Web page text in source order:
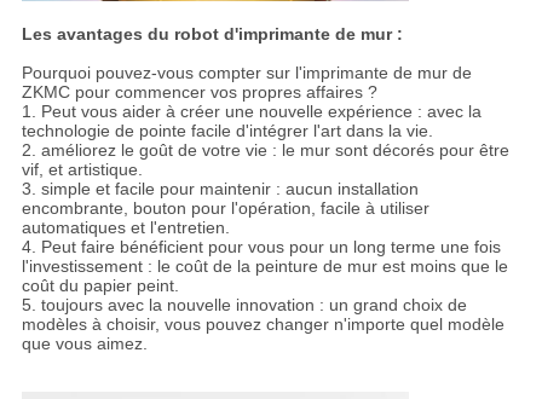
Les avantages du robot d'imprimante de mur :
Pourquoi pouvez-vous compter sur l'imprimante de mur de
ZKMC pour commencer vos propres affaires ?
1. Peut vous aider à créer une nouvelle expérience : avec la
technologie de pointe facile d'intégrer l'art dans la vie.
2. améliorez le goût de votre vie : le mur sont décorés pour être
vif, et artistique.
3. simple et facile pour maintenir : aucun installation
encombrante, bouton pour l'opération, facile à utiliser
automatiques et l'entretien.
4. Peut faire bénéficient pour vous pour un long terme une fois
l'investissement : le coût de la peinture de mur est moins que le
coût du papier peint.
5. toujours avec la nouvelle innovation : un grand choix de
modèles à choisir, vous pouvez changer n'importe quel modèle
que vous aimez.